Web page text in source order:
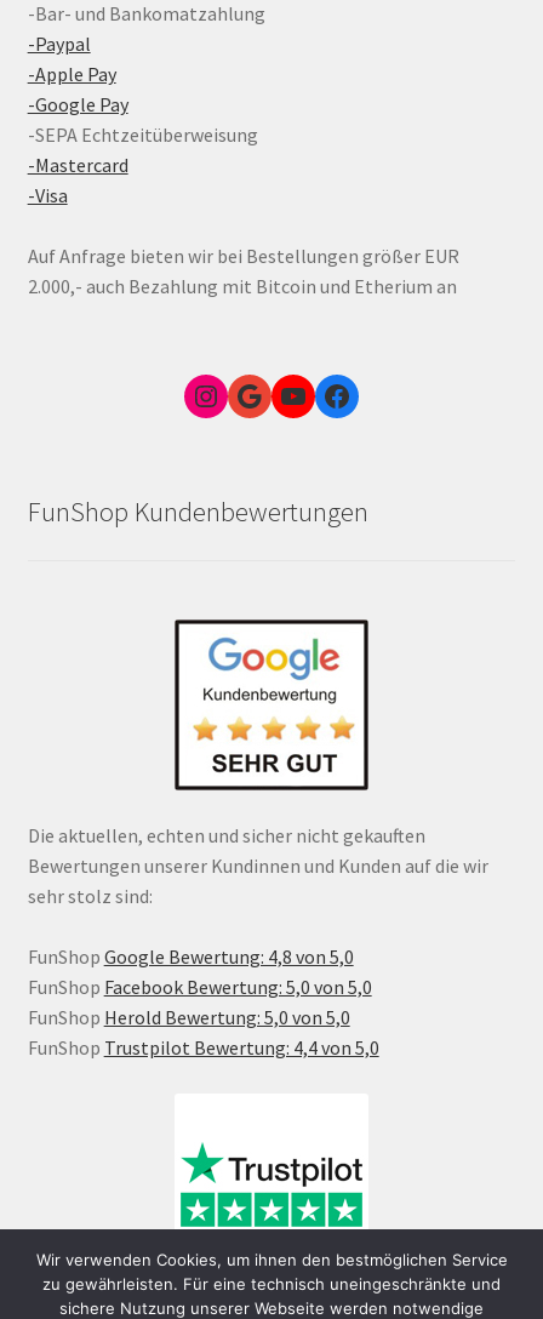
-Bar- und Bankomatzahlung
-Paypal
-Apple Pay
-Google Pay
-SEPA Echtzeitüberweisung
-Mastercard
-Visa
Auf Anfrage bieten wir bei Bestellungen größer EUR
2.000,- auch Bezahlung mit Bitcoin und Etherium an
Instagram
Google Link zum FunShop WienYouTubeFacebook
FunShop Kundenbewertungen
Die aktuellen, echten und sicher nicht gekauften
Bewertungen unserer Kundinnen und Kunden auf die wir
sehr stolz sind:
FunShop Google Bewertung: 4,8 von 5,0
FunShop Facebook Bewertung: 5,0 von 5,0
FunShop Herold Bewertung: 5,0 von 5,0
FunShop Trustpilot Bewertung: 4,4 von 5,0
Wir verwenden Cookies, um ihnen den bestmöglichen Service
zu gewährleisten. Für eine technisch uneingeschränkte und
sichere Nutzung unserer Webseite werden notwendige